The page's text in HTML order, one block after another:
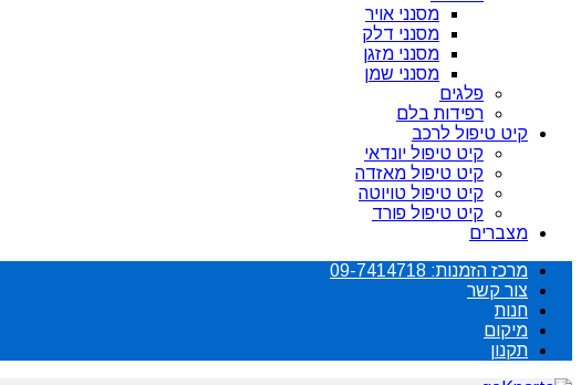
מסנני אויר
מסנני דלק
מסנני מזגן
מסנני שמן
פלגים
רפידות בלם
קיט טיפול לרכב
קיט טיפול יונדאי
קיט טיפול מאזדה
קיט טיפול טויוטה
קיט טיפול פורד
מצברים
מרכז הזמנות: 09-7414718
צור קשר
חנות
מיקום
תקנון